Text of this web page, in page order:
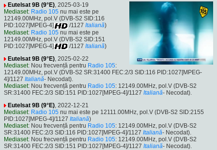
Eutelsat 9B (9°E), 2025-03-19
Mediaset: Radio 105 nu mai este pe
12149.00MHz, pol.V (DVB-S2 SID:116
PID:1027[MPEG-4]
/1127 Italiană)
Mediaset: Radio 105 nu mai este pe
12149.00MHz, pol.V (DVB-S2 SID:151
PID:1027[MPEG-4]
/1127 Italiană)
Eutelsat 9B (9°E), 2025-02-22
Mediaset: Nou frecvență pentru Radio 105:
12149.00MHz, pol.V (DVB-S2 SR:31400 FEC:2/3 SID:116 PID:1027[MPEG-
4]/1127 Italiană- Necodat).
Mediaset: Nou frecvență pentru Radio 105: 12149.00MHz, pol.V (DVB-S2
SR:31400 FEC:2/3 SID:151 PID:1027[MPEG-4]/1127 Italiană- Necodat).
Eutelsat 9B (9°E), 2022-12-21
Mediaset: Radio 105 nu mai este pe 12111.00MHz, pol.V (DVB-S2 SID:2155
PID:1027[MPEG-4]/1127 Italiană)
Mediaset: Nou frecvență pentru Radio 105: 12149.00MHz, pol.V (DVB-S2
SR:31400 FEC:2/3 SID:116 PID:1027[MPEG-4]/1127 Italiană- Necodat).
Mediaset: Nou frecvență pentru Radio 105: 12149.00MHz, pol.V (DVB-S2
SR:31400 FEC:2/3 SID:151 PID:1027[MPEG-4]/1127 Italiană- Necodat).